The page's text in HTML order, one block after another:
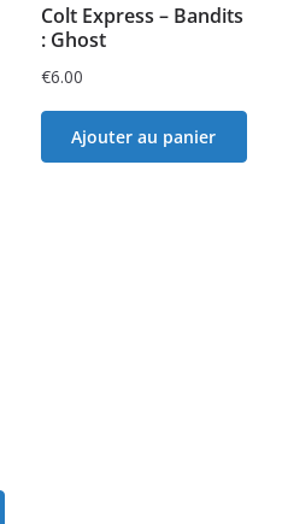
Colt Express – Bandits
: Ghost
€6.00
Ajouter au panier